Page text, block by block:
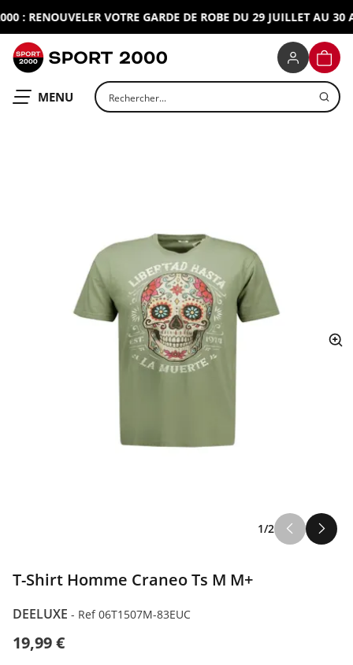
: RENOUVELER VOTRE GARDE DE ROBE DU 29 JUILLET AU 30
OUVRIR LE
MENU Rechercher un produit
1/2
T-Shirt Homme Craneo Ts M M+
DEELUXE - Ref 06T1507M-83EUC
19,99 €